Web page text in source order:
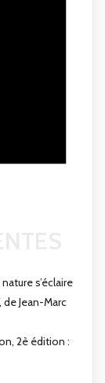
s’éclaire
Jean-Marc
2è édition :